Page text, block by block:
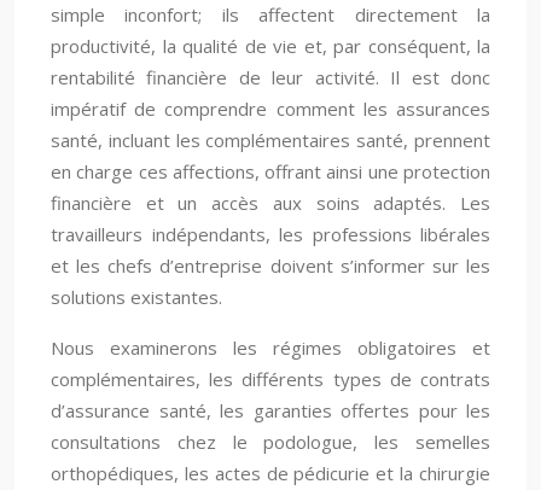
simple inconfort; ils affectent directement la
productivité, la qualité de vie et, par conséquent, la
rentabilité financière de leur activité. Il est donc
impératif de comprendre comment les assurances
santé, incluant les complémentaires santé, prennent
en charge ces affections, offrant ainsi une protection
financière et un accès aux soins adaptés. Les
travailleurs indépendants, les professions libérales
et les chefs d’entreprise doivent s’informer sur les
solutions existantes.
Nous examinerons les régimes obligatoires et
complémentaires, les différents types de contrats
d’assurance santé, les garanties offertes pour les
consultations chez le podologue, les semelles
orthopédiques, les actes de pédicurie et la chirurgie